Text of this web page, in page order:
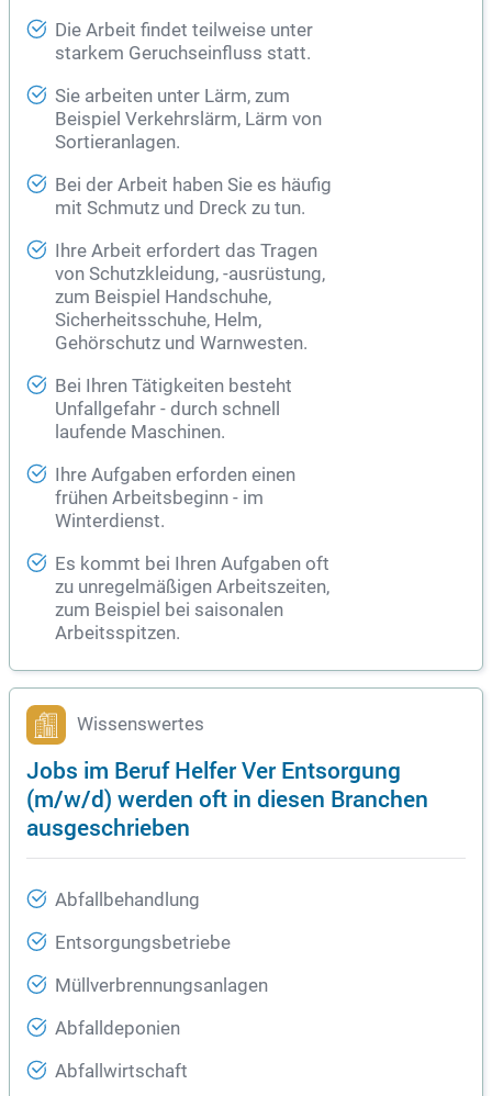
Die Arbeit findet teilweise unter
starkem Geruchseinfluss statt.
Sie arbeiten unter Lärm, zum
Beispiel Verkehrslärm, Lärm von
Sortieranlagen.
Bei der Arbeit haben Sie es häufig
mit Schmutz und Dreck zu tun.
Ihre Arbeit erfordert das Tragen
von Schutzkleidung, -ausrüstung,
zum Beispiel Handschuhe,
Sicherheitsschuhe, Helm,
Gehörschutz und Warnwesten.
Bei Ihren Tätigkeiten besteht
Unfallgefahr - durch schnell
laufende Maschinen.
Ihre Aufgaben erforden einen
frühen Arbeitsbeginn - im
Winterdienst.
Es kommt bei Ihren Aufgaben oft
zu unregelmäßigen Arbeitszeiten,
zum Beispiel bei saisonalen
Arbeitsspitzen.
Wissenswertes
Jobs im Beruf Helfer Ver Entsorgung
(m/w/d) werden oft in diesen Branchen
ausgeschrieben
Abfallbehandlung
Entsorgungsbetriebe
Müllverbrennungsanlagen
Abfalldeponien
Abfallwirtschaft